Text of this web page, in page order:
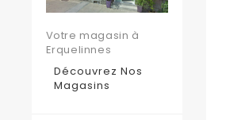
Votre magasin à
Erquelinnes
Découvrez Nos
Magasins